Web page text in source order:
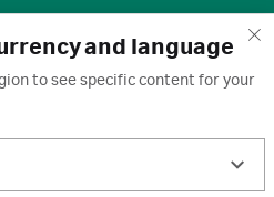
and language
to see specific content for your